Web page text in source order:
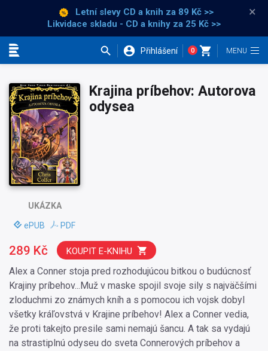
Letní slevy CD a knih za 89 Kč >>
Likvidace skladu - CD a knihy za 25 Kč >>
×
Přihlášení 0
UKÁZKA
ePUB PDF
Krajina príbehov: Autorova
odysea
Alex a Conner stoja pred rozhodujúcou bitkou o budúcnosť
Krajiny príbehov...Muž v maske spojil svoje sily s najväčšími
zloduchmi zo známych kníh a s pomocou ich vojsk dobyl
všetky kráľovstvá v Krajine príbehov! Alex a Conner vedia,
že proti takejto presile sami nemajú šancu. A tak sa vydajú
na strastiplnú odyseu do sveta Connerových príbehov a
289 Kč KOUPIT E-KNIHU